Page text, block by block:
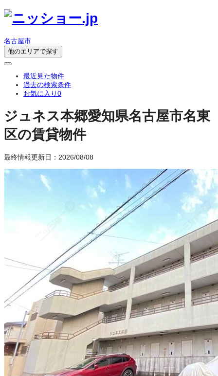
名古屋市
他のエリアで探す
最近見た物件
過去の検索条件
お気に入り0
ジュネス本郷愛知県名古屋市名東
区の賃貸物件
最終情報更新日：2026/08/08